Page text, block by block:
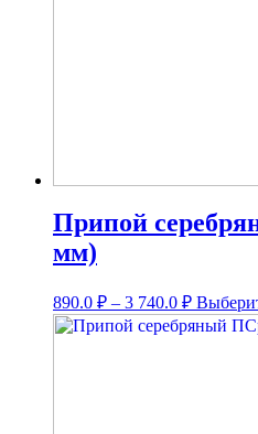
Припой
мм)
890.0 ₽ – 3 740.0 ₽
цен: